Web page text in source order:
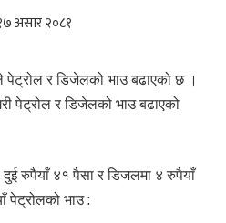
असार २०८१
र डिजेलको भाउ बढाएको छ ।
पेट्रोल र डिजेलको भाउ बढाएको
रुपैयाँ ४१ पैसा र डिजलमा ४ रुपैयाँ
पेट्रोलको भाउ :